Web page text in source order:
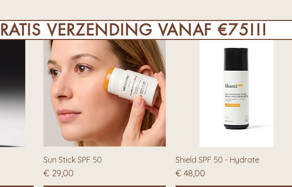
Nieuw!
Sun Stick SPF 50
Prijs
€ 29,00
Shield SPF 50 - Hydrate
Prijs
€ 48,00
VERZENDING VANAF €75!!!